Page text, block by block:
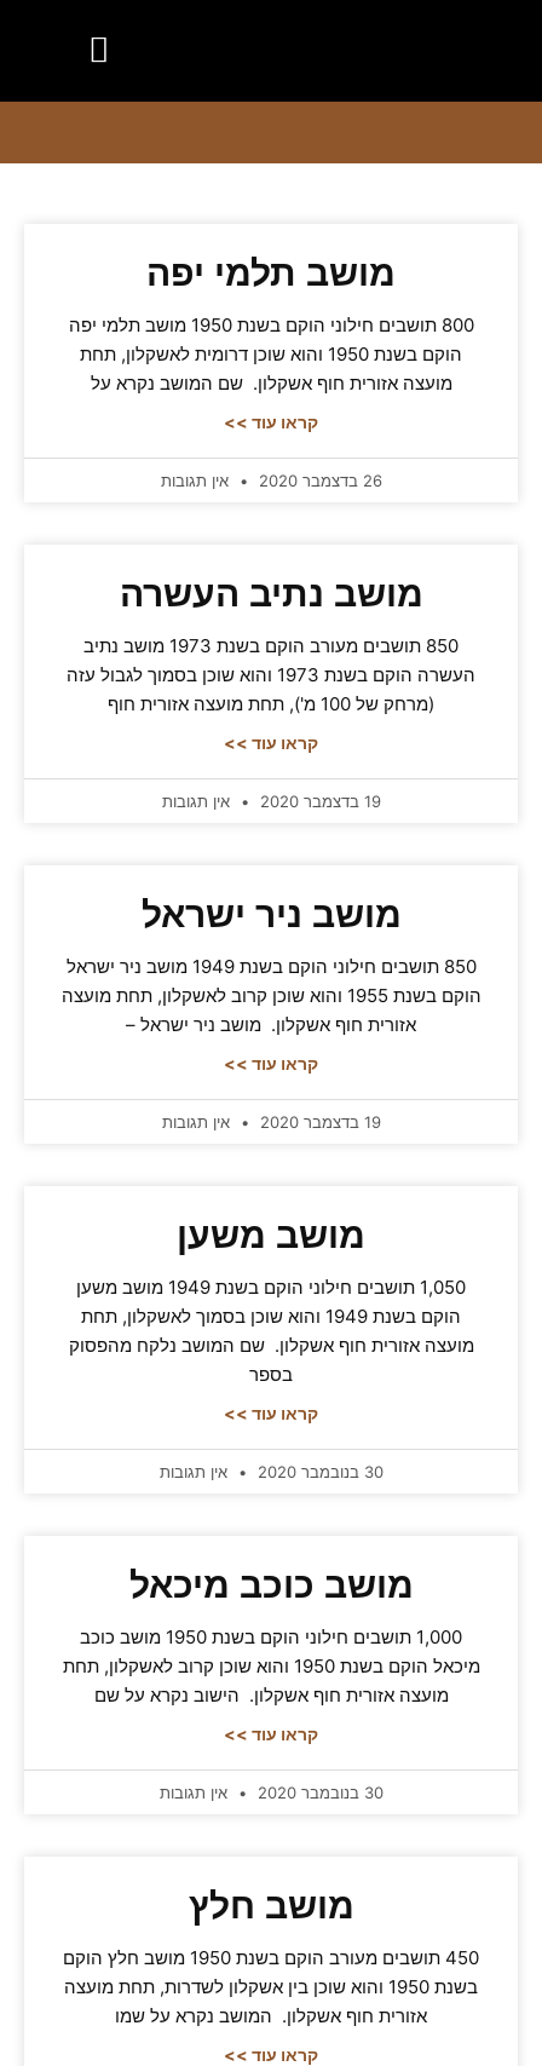
מושב תלמי יפה
800 תושבים חילוני הוקם בשנת 1950 מושב תלמי יפה
הוקם בשנת 1950 והוא שוכן דרומית לאשקלון, תחת
מועצה אזורית חוף אשקלון. שם המושב נקרא על
קראו עוד >>
26 בדצמבר 2020 אין תגובות
מושב נתיב העשרה
850 תושבים מעורב הוקם בשנת 1973 מושב נתיב
העשרה הוקם בשנת 1973 והוא שוכן בסמוך לגבול עזה
(מרחק של 100 מ'), תחת מועצה אזורית חוף
קראו עוד >>
19 בדצמבר 2020 אין תגובות
מושב ניר ישראל
850 תושבים חילוני הוקם בשנת 1949 מושב ניר ישראל
הוקם בשנת 1955 והוא שוכן קרוב לאשקלון, תחת מועצה
אזורית חוף אשקלון. מושב ניר ישראל –
קראו עוד >>
19 בדצמבר 2020 אין תגובות
מושב משען
1,050 תושבים חילוני הוקם בשנת 1949 מושב משען
הוקם בשנת 1949 והוא שוכן בסמוך לאשקלון, תחת
מועצה אזורית חוף אשקלון. שם המושב נלקח מהפסוק
בספר
קראו עוד >>
30 בנובמבר 2020 אין תגובות
מושב כוכב מיכאל
1,000 תושבים חילוני הוקם בשנת 1950 מושב כוכב
מיכאל הוקם בשנת 1950 והוא שוכן קרוב לאשקלון, תחת
מועצה אזורית חוף אשקלון. הישוב נקרא על שם
קראו עוד >>
30 בנובמבר 2020 אין תגובות
מושב חלץ
450 תושבים מעורב הוקם בשנת 1950 מושב חלץ הוקם
בשנת 1950 והוא שוכן בין אשקלון לשדרות, תחת מועצה
אזורית חוף אשקלון. המושב נקרא על שמו
קראו עוד >>